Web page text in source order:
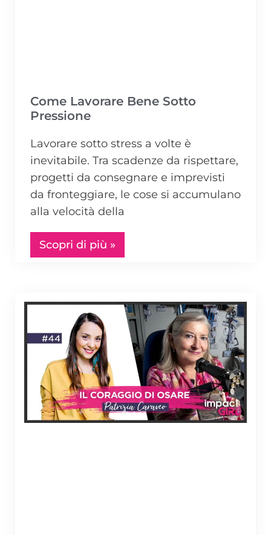
Come Lavorare Bene Sotto
Pressione
Lavorare sotto stress a volte è
inevitabile. Tra scadenze da rispettare,
progetti da consegnare e imprevisti
da fronteggiare, le cose si accumulano
alla velocità della
Scopri di più »